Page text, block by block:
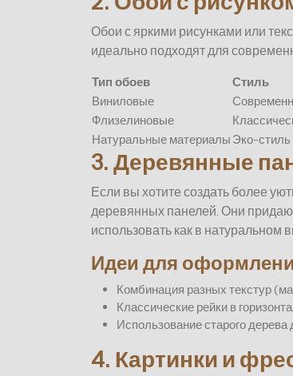
Обои с яркими рисунками или
идеально подходят для
Тип обоев Стиль
Виниловые
Флизелиновые
Натуральные материалы Эко-стиль
3. Деревянные
Если вы хотите создать более
деревянных панелей. Они
использовать как в натуральном
Идеи для
Комбинация разных текстур
Классические рейки в
Использование старого
4. Картинки и